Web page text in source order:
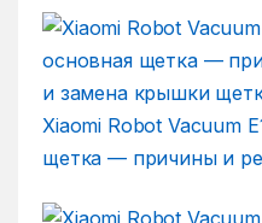
Xiaomi Robot Vacuum
щетка — причины и